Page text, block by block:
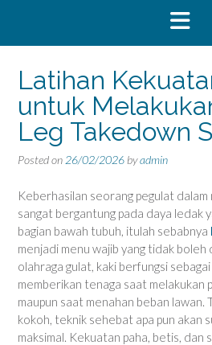
Latihan
untuk
Leg Takedown
Posted on 26/02/2026 byadmin
Keberhasilan seorang pegulat dalam
sangat bergantung pada daya ledak
bagian bawah tubuh, itulah sebabnya
menjadi menu wajib yang tidak boleh
olahraga gulat, kaki berfungsi
memberikan tenaga saat melakukan
maupun saat menahan beban lawan.
kokoh, teknik sehebat apa pun akan
maksimal. Kekuatan paha, betis, dan